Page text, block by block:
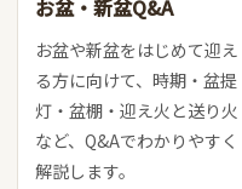
お盆・新盆Q&A
お盆や新盆をはじめて迎え
る方に向けて、時期・盆提
灯・盆棚・迎え火と送り火
など、Q&Aでわかりやすく
解説します。